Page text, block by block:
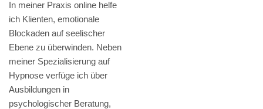
In meiner Praxis online helfe
ich Klienten, emotionale
Blockaden auf seelischer
Ebene zu überwinden. Neben
meiner Spezialisierung auf
Hypnose verfüge ich über
Ausbildungen in
psychologischer Beratung,